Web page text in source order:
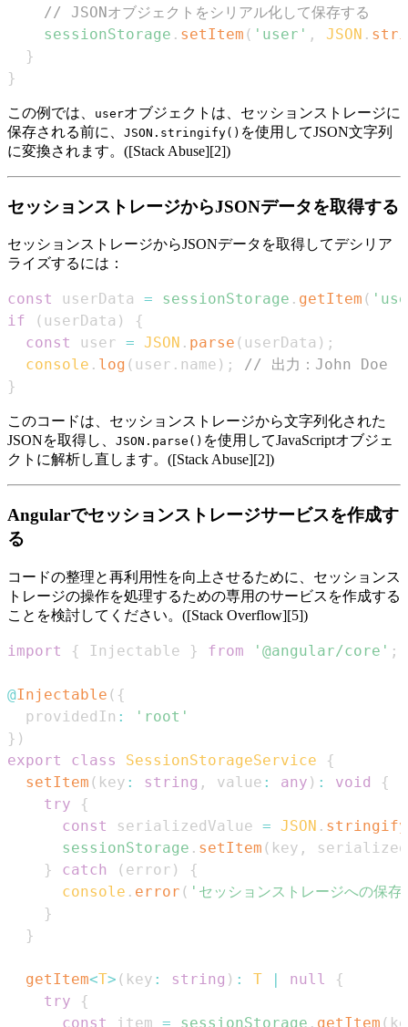
// JSONオブジェクトをシリアル化して保存する
sessionStorage . setItem ( 'user' , JSON .
}
}
この例では、 userオブジェクトは、セッションストレージに
保存される前に、 JSON.stringify() を使用してJSON文字列
に変換されます。([Stack Abuse][2])
セッションストレージからJSONデータを取得する
セッションストレージからJSONデータを取得してデシリア
ライズするには：
const userData = sessionStorage . getItem (
if
( userData )
{
const
user = JSON . parse ( userData ) ;
console . log ( user . name ) ;
// 出力：John Doe
}
このコードは、セッションストレージから文字列化された
JSONを取得し、 JSON.parse() を使用してJavaScriptオブジェ
クトに解析し直します。([Stack Abuse][2])
Angularでセッションストレージサービスを作成す
る
コードの整理と再利用性を向上させるために、セッションス
トレージの操作を処理するための専用のサービスを作成する
ことを検討してください。([Stack Overflow][5])
import { Injectable } from '@angular/core' ;
@Injectable ( {
  providedIn
:
'root'
} )
export
class SessionStorageService
{
setItem ( key : string , value : any ) : void
{
try
{
const
serializedValue = JSON . stringify
sessionStorage . setItem ( key ,
}
catch ( error )
{
console . error ( 'セッションストレージへの保
}
}
getItem<T> ( key : string ) : T | null
{
try
{
const
item = sessionStorage . getItem (